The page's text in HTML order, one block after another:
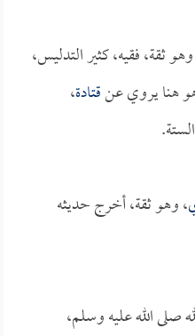
ثقة، فقيه، كثير التدليس،
هنا يروي عنقتادة،
، وهو ثقة، أخرج حديثه
الله عليه وسلم،